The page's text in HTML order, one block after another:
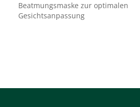
Beatmungsmaske zur optimalen
Gesichtsanpassung